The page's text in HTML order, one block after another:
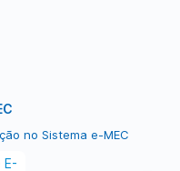
no Sistema e-MEC